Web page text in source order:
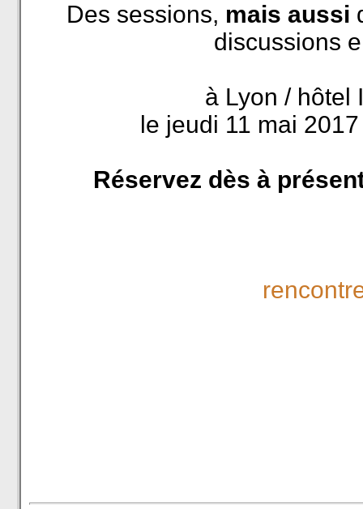
Des sessions, mais aussi
discussions
à Lyon / hôtel
le jeudi 11 mai
Réservez dès à